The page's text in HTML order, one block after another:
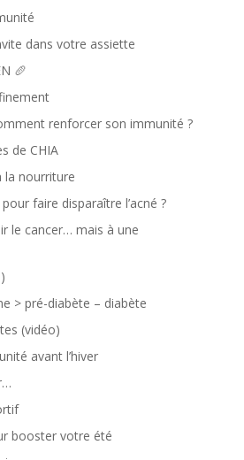
dans votre assiette
🥖
renforcer son immunité ?
de CHIA
la nourriture
faire disparaître l’acné ?
le cancer… mais à une
> pré-diabète – diabète
(vidéo)
avant l’hiver
booster votre été